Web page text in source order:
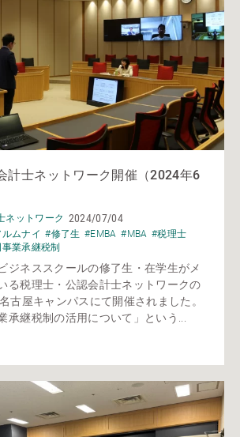
計士ネットワーク開催（2024年6
ネットワーク 2024/07/04
ムナイ #修了生 #EMBA #MBA #税理士
業承継税制
ジネススクールの修了生・在学生がメ
る税理士・公認会計士ネットワークの
古屋キャンパスにて開催されました。
承継税制の活用について」という...